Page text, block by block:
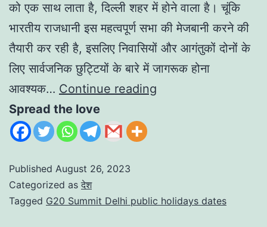
को एक साथ लाता है, दिल्ली शहर में होने वाला है। चूंकि
भारतीय राजधानी इस महत्वपूर्ण सभा की मेजबानी करने की
तैयारी कर रही है, इसलिए निवासियों और आगंतुकों दोनों के
लिए सार्वजनिक छुट्टियों के बारे में जागरूक होना
आवश्यक… Continue reading
Spread the love
Published August 26, 2023
Categorized as देश
Tagged G20 Summit Delhi public holidays dates